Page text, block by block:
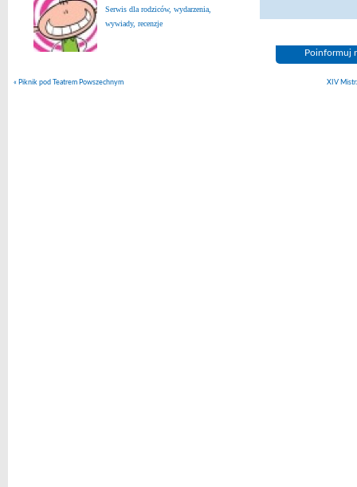
Serwis dla rodziców, wydarzenia,
wywiady, recenzje
Poinformuj
« Piknik pod Teatrem Powszechnym XIV